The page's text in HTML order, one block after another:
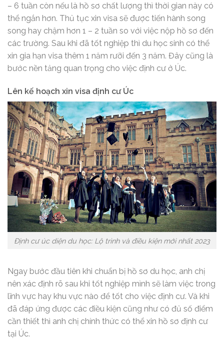
– 6 tuần còn nếu là hồ sơ chất lượng thì thời gian này có
thể ngắn hơn. Thủ tục xin visa sẽ được tiến hành song
song hay chậm hơn 1 – 2 tuần so với việc nộp hồ sơ đến
các trường. Sau khi đã tốt nghiệp thì du học sinh có thể
xin gia hạn visa thêm 1 năm rưỡi đến 3 năm. Đây cũng là
bước nền tảng quan trọng cho việc định cư ở Úc.
Lên kế hoạch xin visa định cư Úc
Định cư úc diện du học: Lộ trình và điều kiện mới nhất 2023
Ngay bước đầu tiên khi chuẩn bị hồ sơ du học, anh chị
nên xác định rõ sau khi tốt nghiệp mình sẽ làm việc trong
lĩnh vực hay khu vực nào để tốt cho việc định cư. Và khi
đã đáp ứng được các điều kiện cũng như có đủ số điểm
cần thiết thì anh chị chính thức có thể xin hồ sơ định cư
tại Úc.